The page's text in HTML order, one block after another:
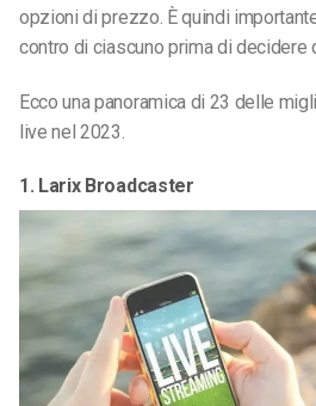
opzioni di prezzo. È quindi
contro di ciascuno prima di decidere
Ecco una panoramica di 23 delle
live nel 2023.
1. Larix Broadcaster